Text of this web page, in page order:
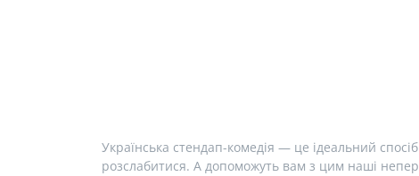
Українська стендап-комедія — це ідеальний
розслабитися. А допоможуть вам з цим наші